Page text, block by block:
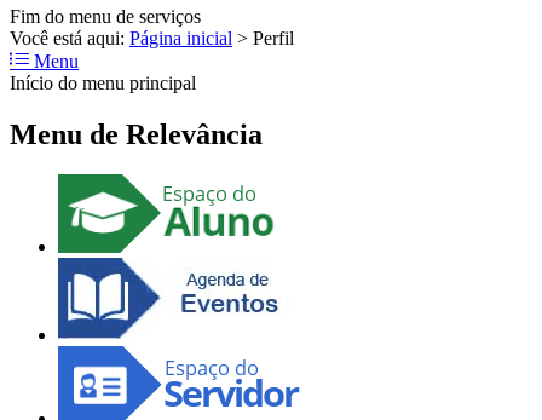
Fim do menu de serviços
Você está aqui: Página inicial > Perfil
Menu
Início do menu principal
Menu de Relevância